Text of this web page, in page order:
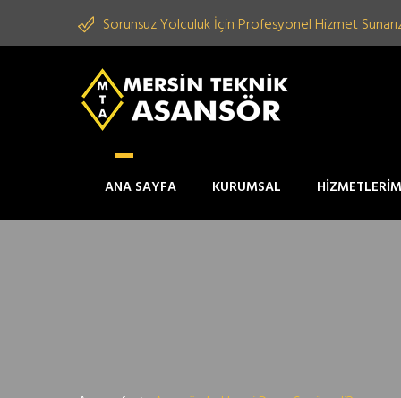
Sorunsuz Yolculuk İçin Profesyonel Hizmet
ANA SAYFA KURUMSAL